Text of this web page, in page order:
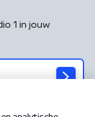
1 in jouw